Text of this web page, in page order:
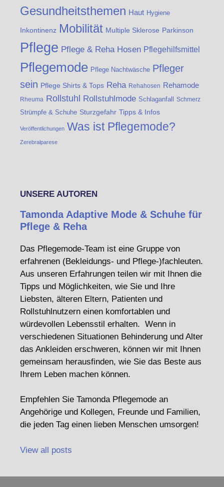
Gesundheitsthemen Haut Hygiene
Inkontinenz Mobilität Multiple Sklerose Parkinson
Pflege Pflege & Reha Hosen Pflegehilfsmittel
Pflegemode Pflege Nachtwäsche Pfleger
sein Pflege Shirts & Tops Reha Rehahosen Rehamode
Rheuma Rollstuhl Rollstuhlmode Schlaganfall Schmerz
Strümpfe & Schuhe Sturzgefahr Tipps & Infos
Veröffentlichungen Was ist Pflegemode?
Zerebralparese
UNSERE AUTOREN
Tamonda Adaptive Mode & Schuhe für
Pflege & Reha
Das Pflegemode-Team ist eine Gruppe von
erfahrenen (Bekleidungs- und Pflege-)fachleuten.
Aus unseren Erfahrungen teilen wir mit Ihnen die
Tipps und Möglichkeiten, wie Sie und Ihre
Liebsten, älteren Eltern, Patienten und
Rollstuhlnutzern einen komfortablen und
würdevollen Lebensstil erhalten. Wenn in
verschiedenen Situationen Behinderung und Alter
das Ankleiden erschweren, können wir mit Ihnen
gemeinsam herausfinden, wie Sie das Beste aus
Ihrem Leben machen können.
Empfehlen Sie Tamonda Pflegemode an
Angehörige und Kollegen, Freunde und Familien,
die jeden Tag einen lieben Menschen umsorgen!
View all posts